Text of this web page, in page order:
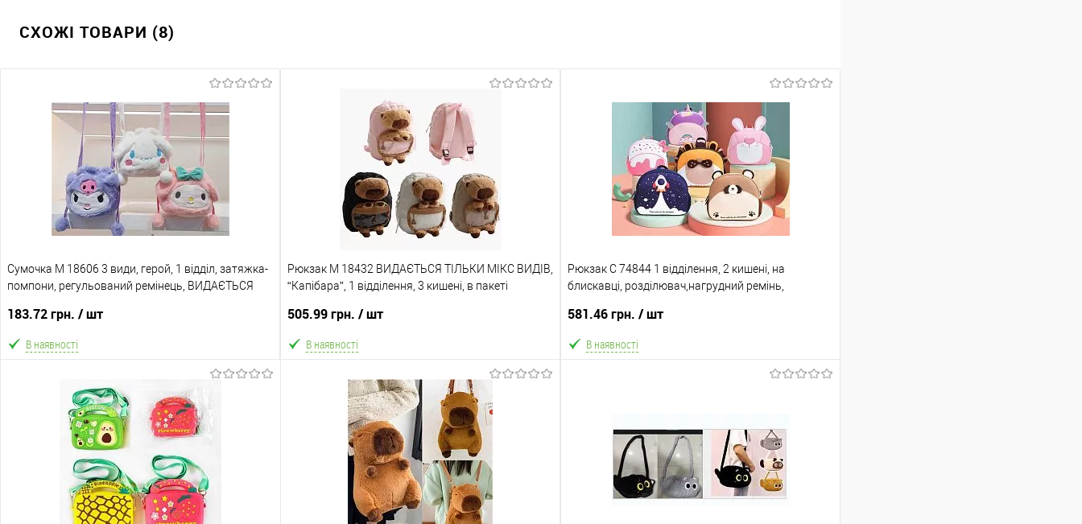
СХОЖІ ТОВАРИ (8)
Сумочка M 18606 3 види, герой, 1 відділ, затяжка-
помпони, регульований ремінець, ВИДАЄТЬСЯ
183.72 грн. / шт
В наявності
В кошик
Порівняння
Склад зберігання
Рюкзак M 18432 ВИДАЄТЬСЯ ТІЛЬКИ МІКС ВИДІВ,
“Капібара”, 1 відділення, 3 кишені, в пакеті
505.99 грн. / шт
В наявності
В кошик
Порівняння
Склад зберігання
Рюкзак C 74844 1 відділення, 2 кишені, на
блискавці, розділювач,нагрудний ремінь,
ТІЛЬКИ МІКС ВИДІВ
581.46 грн. / шт
В наявності
В обране Порівняння
Склад зберігання
Одеса №4